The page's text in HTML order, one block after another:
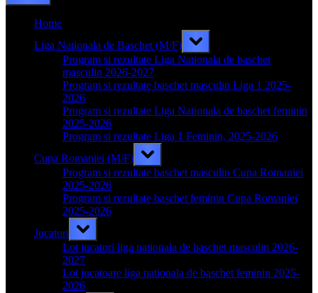
Home
Liga Nationala de Baschet (M/F)
Toggle
sub-
menu
Program si rezultate Liga Nationala de baschet
masculin 2026-2027
Program si rezultate baschet masculin Liga 1 2025-
2026
Program si rezultate Liga Nationala de baschet feminin
2025-2026
Program si rezultate Liga 1 Feminin, 2025-2026
Cupa Romaniei (M/F)
Toggle
sub-
menu
Program si rezultate baschet masculin Cupa Romaniei
2025-2026
Program si rezultate baschet feminin Cupa Romaniei
2025-2026
Jucatori
Toggle
sub-
menu
Lot jucatori liga nationala de baschet masculin 2026-
2027
Lot jucatoare liga nationala de baschet feminin 2025-
2026